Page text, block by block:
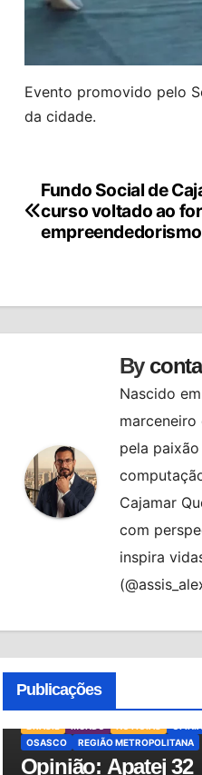
Evento promovido pelo
da cidade.
Navegação
de
Fundo Social de
curso voltado ao
By
Nascido
pela
Cajamar
com
inspira
Publicações
OSASCO
REGIÃO METROPOLITANA
Opinião: Apatej 32